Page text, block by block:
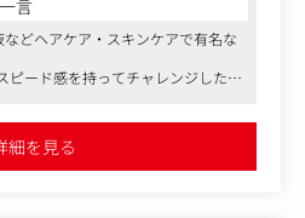
タルメディアや広告代理店と連
レクション
ン（バナー制作、ページ制作デ
・ADEBiS等）を活用した
行
言
どヘアケア・スキンケアで有名な
ード感を持ってチャレンジしたい
OK）、有給休暇90％取得推奨、食
りなど長く働きやすい環境です
細を見る